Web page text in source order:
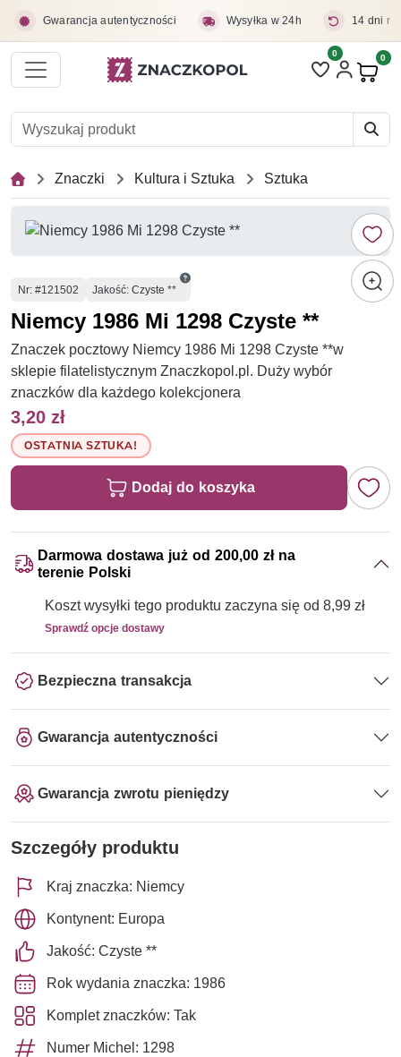
Gwarancja autentyczności Wysyłka w 24h 14 dni
Liczba pozycji
0 0
Znaczki Kultura i Sztuka Sztuka
Numer
Nr: #121502 Jakość: Czyste **
Niemcy 1986 Mi 1298 Czyste **
Znaczek pocztowy Niemcy 1986 Mi 1298 Czyste **w
sklepie filatelistycznym Znaczkopol.pl. Duży wybór
znaczków dla każdego kolekcjonera
3,20 zł
OSTATNIA SZTUKA!
Dodaj do koszyka
Darmowa dostawa już od 200,00 zł na
terenie Polski
Koszt wysyłki tego produktu zaczyna się od 8,99 zł
Sprawdź opcje dostawy
Bezpieczna transakcja
Gwarancja autentyczności
Gwarancja zwrotu pieniędzy
Szczegóły produktu
Kraj znaczka: Niemcy
Kontynent: Europa
Jakość: Czyste **
Rok wydania znaczka: 1986
Komplet znaczków: Tak
Numer Michel: 1298